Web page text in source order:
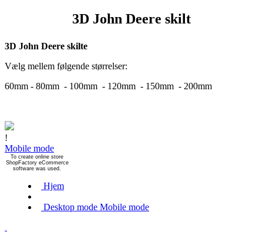
3D John Deere skilt
3D John Deere skilte
Vælg mellem følgende størrelser:
60mm - 80mm - 100mm - 120mm - 150mm - 200mm
!
Mobile mode
To create online store
ShopFactory eCommerce
software was used.
Hjem
Desktop mode Mobile mode